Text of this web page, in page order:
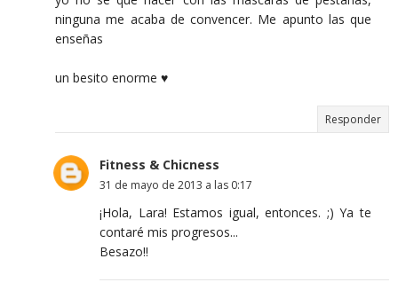
ninguna me acaba de convencer. Me apunto las que
enseñas
un besito enorme ♥
Responder
Fitness & Chicness
31 de mayo de 2013 a las 0:17
¡Hola, Lara! Estamos igual, entonces. ;) Ya te
contaré mis progresos...
Besazo!!